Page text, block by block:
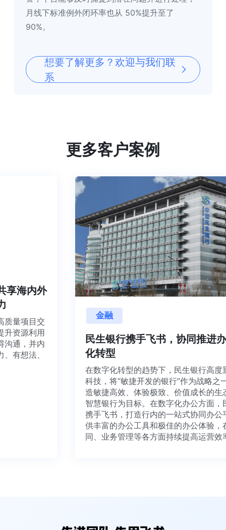
月线下标准例外闭环率也从 50%提升至了
90%。
想要了解更多？欢迎与我们联
系
更多客户案例
享海内外
质量项目交
升资源利用
沟通，并内
、有想法、
金融
民生银行携手飞书，协同推
化转型
在数字化转型的趋势下，民生银行高
科技，将“敏捷开发的银行”作为战略
造敏捷高效、体验极致、价值成长的
智慧银行为目标。在数字化办公方面
携手飞书，打造行内的一站式协同办
供丰富的办公工具和极佳的办公体验
同、业务管理等各方面持续提高运营